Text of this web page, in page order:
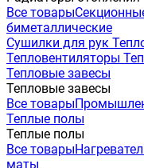
Все товары
биметаллические
Сушилки для рук
Тепловентиляторы
Тепловые завесы
Тепловые завесы
Все товары
Теплые полы
Теплые полы
Все товары
маты